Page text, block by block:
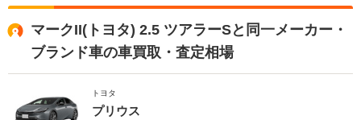
マークII(トヨタ) 2.5 ツアラーSと同一メーカー・
ブランド車の車買取・査定相場
トヨタ
プリウス